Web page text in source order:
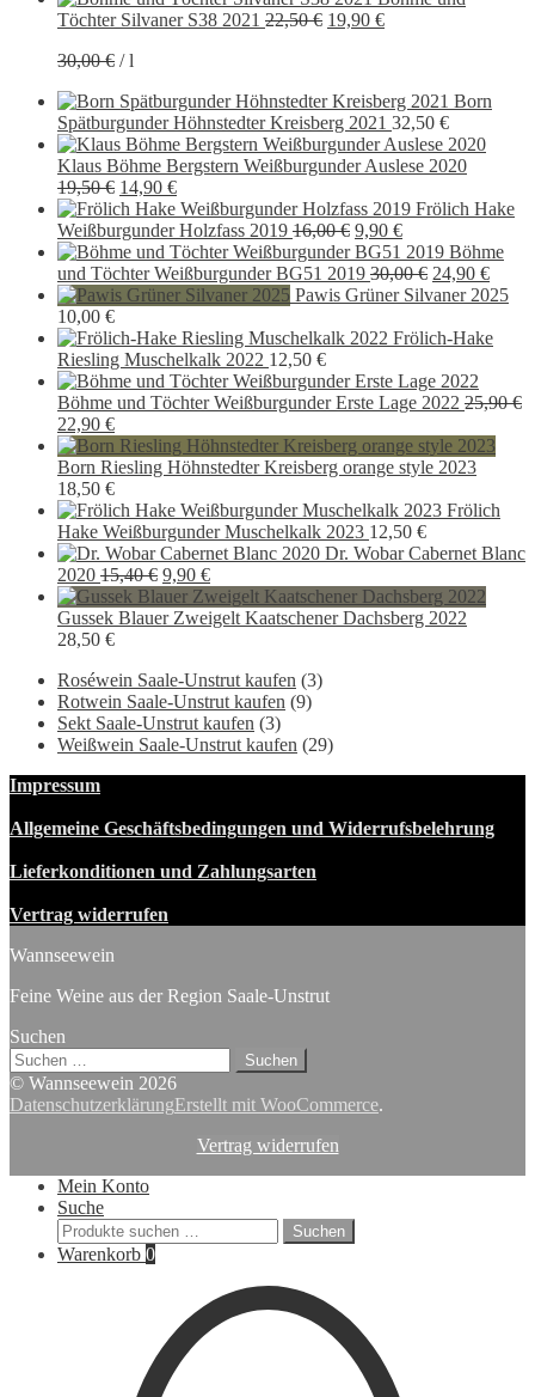
Töchter Silvaner S38 2021 22,50€ Ursprünglicher
19,90 €Aktueller
30,00€ /l
Born
Spätburgunder Höhnstedter Kreisberg 2021 32,50 €
Klaus Böhme Bergstern Weißburgunder Auslese 2020
19,50€ Ursprünglicher
Preis
war:
19,50 €
14,90 €Aktueller
Preis
ist:
14,90 €.
Frölich Hake
Weißburgunder Holzfass 2019 16,00€ Ursprünglicher
Preis
war:
16,00 €
9,90 €Aktueller
Preis
ist:
9,90 €.
Böhme
und Töchter Weißburgunder BG51 2019 30,00€
Preis
30,00 €
24,90 €
Preis
24,90
Pawis Grüner Silvaner 2025
10,00 €
Frölich-Hake
Riesling Muschelkalk 2022 12,50 €
Böhme und Töchter Weißburgunder Erste Lage 2022 25,90€
Ursprünglicher
Preis
war:
25,90 €
22,90 €Aktueller
Preis
ist:
22,90 €.
Born Riesling Höhnstedter Kreisberg orange style 2023
18,50 €
Frölich
Hake Weißburgunder Muschelkalk 2023 12,50 €
Dr. Wobar Cabernet Blanc
2020 15,40€ Ursprünglicher
Preis
war:
9,90 €Aktueller
Preis
ist:
Gussek Blauer Zweigelt Kaatschener Dachsberg 2022
28,50 €
Roséwein Saale-Unstrut kaufen (3)
Rotwein Saale-Unstrut kaufen (9)
Sekt Saale-Unstrut kaufen (3)
Weißwein Saale-Unstrut kaufen (29)
Impressum
Allgemeine Geschäftsbedingungen und Widerrufsbelehrung
Lieferkonditionen und Zahlungsarten
Vertrag widerrufen
Wannseewein
Feine Weine aus der Region Saale-Unstrut
Suchen
Suchen
nach:
© Wannseewein 2026
DatenschutzerklärungErstellt mit WooCommerce.
Vertrag widerrufen
Mein Konto
Suche
Suchen
nach:
Suchen
Warenkorb 0